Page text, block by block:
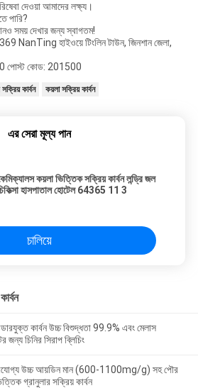
দেওয়া আমাদের লক্ষ্য।
পারি?
সময় দেখার জন্য স্বাগতম!
NanTing হাইওয়ে টিংলিন টাউন, জিনশান জেলা,
পোস্ট কোড: 201500
কার্বন কয়লা সক্রিয় কার্বন
এর সেরা মূল্য পান
কয়লা ভিত্তিক সক্রিয় কার্বন লন্ড্রি জল
হাসপাতাল হোটেল 64365 11 3
চালিয়ে
কার্বন উচ্চ বিশুদ্ধতা 99.9% এবং মেলাস
চিনির সিরাপ ব্লিচিং
উচ্চ আয়ডিন মান (600-1100mg/g) সহ পৌর
গ্রানুলার সক্রিয় কার্বন